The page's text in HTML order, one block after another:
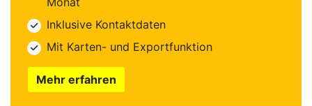
Inklusive Kontaktdaten
Mit Karten- und Exportfunktion
Mehr erfahren